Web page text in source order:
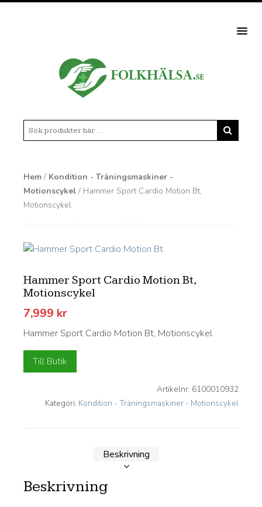
Hem / Kondition - Träningsmaskiner -
Motionscykel / Hammer Sport Cardio Motion Bt,
Motionscykel
Hammer Sport Cardio Motion Bt,
Motionscykel
7,999 kr
Hammer Sport Cardio Motion Bt, Motionscykel
Till Butik
Artikelnr: 6100010932
Kategori: Kondition - Träningsmaskiner - Motionscykel
Beskrivning
Beskrivning